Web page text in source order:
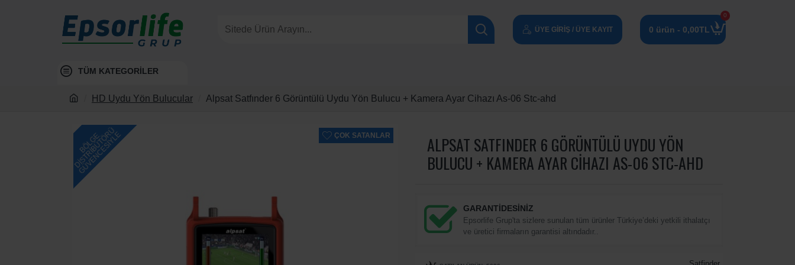
ÜYE GIRIŞ / ÜYE KAYIT 0 ürün - 0,00TL
0
TÜM KATEGORİLER
HD Uydu Yön Bulucular Alpsat Satfınder 6 Görüntülü Uydu Yön Bulucu + Kamera Ayar Cihazı As-06 Stc-ahd
ÇOK SATANLAR
BÖLGE
DISTRIBÜTÖRÜ
GÜVENCESIYLE ALPSAT SATFINDER 6 GÖRÜNTÜLÜ UYDU YÖN
BULUCU + KAMERA AYAR CIHAZI AS-06 STC-AHD
GARANTİDESİNİZ
Epsorlife Grup'ta sizlere sunulan tüm ürünler Türkiye’deki yetkili ithalatçı
ve üretici firmaların garantisi altındadır..